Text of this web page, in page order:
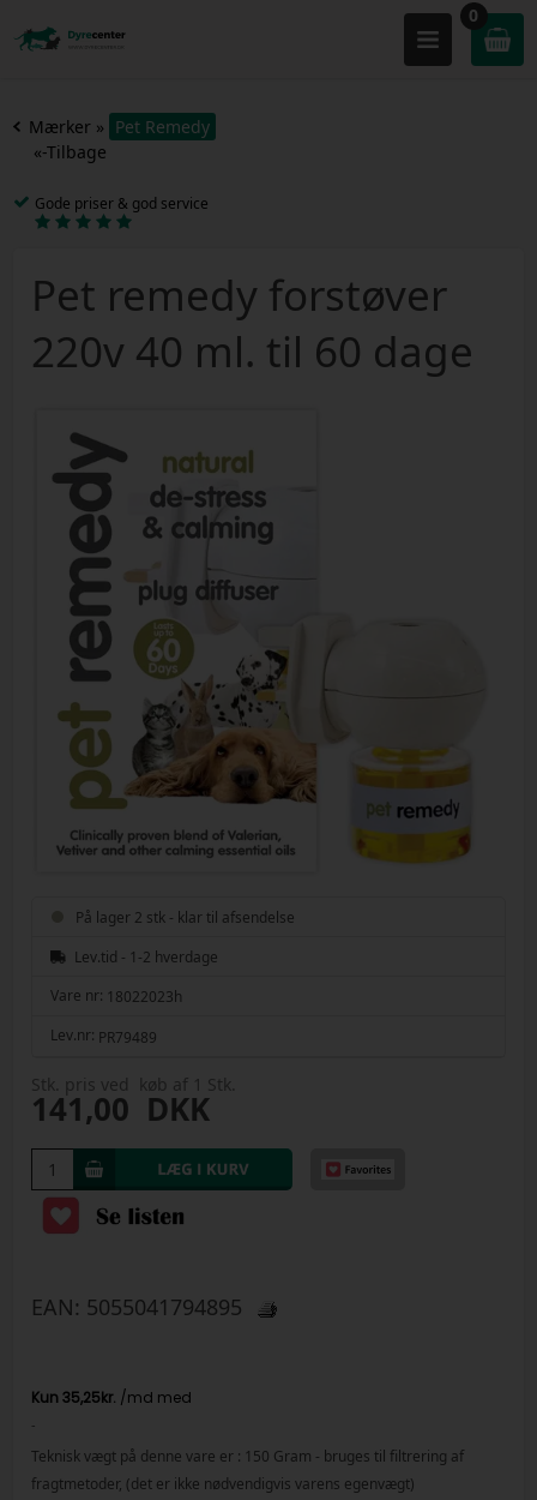
0
Mærker » Pet Remedy
«-Tilbage
Gode priser & god service
Pet remedy forstøver
220v 40 ml. til 60 dage
På lager 2 stk - klar til afsendelse
Lev.tid - 1-2 hverdage
Vare nr: 18022023h
Lev.nr: PR79489
Stk. pris ved køb af 1 Stk.
141,00 DKK
EAN: 5055041794895
-
Teknisk vægt på denne vare er : 150 Gram - bruges til filtrering af
fragtmetoder, (det er ikke nødvendigvis varens egenvægt)